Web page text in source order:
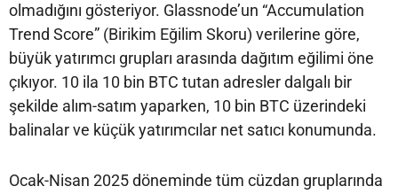
olmadığını gösteriyor. Glassnode’un “Accumulation
Trend Score” (Birikim Eğilim Skoru) verilerine göre,
büyük yatırımcı grupları arasında dağıtım eğilimi öne
çıkıyor. 10 ila 10 bin BTC tutan adresler dalgalı bir
şekilde alım-satım yaparken, 10 bin BTC üzerindeki
balinalar ve küçük yatırımcılar net satıcı konumunda.
Ocak-Nisan 2025 döneminde tüm cüzdan gruplarında